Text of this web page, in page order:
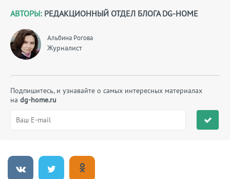
АВТОРЫ: РЕДАКЦИОННЫЙ ОТДЕЛ БЛОГА DG-HOME
Альбина Рогова
Журналист
Подпишитесь, и узнавайте о самых интересных материалах
на dg-home.ru